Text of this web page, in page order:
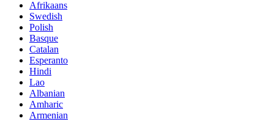
Afrikaans
Swedish
Polish
Basque
Catalan
Esperanto
Hindi
Lao
Albanian
Amharic
Armenian